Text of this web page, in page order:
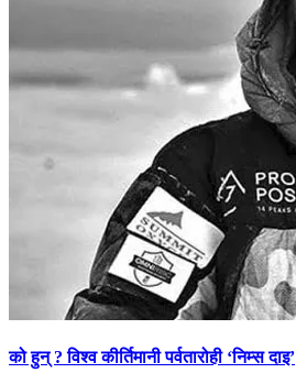
को हुन् ? विश्व कीर्तिमानी पर्वतारोही ‘निम्स दाइ’